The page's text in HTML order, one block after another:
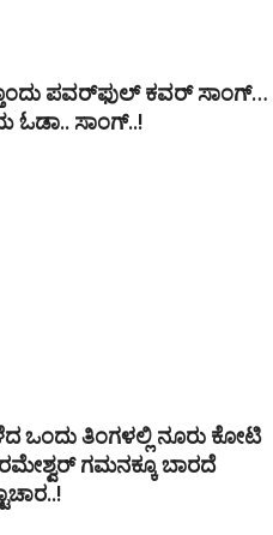
ಪವರ್‌ಫುಲ್ ಕವರ್ ಸಾಂಗ್…
ಓಡಾ.. ಸಾಂಗ್‌..!
ಒಂದು ತಿಂಗಳಲ್ಲಿ ನೂರು ಕೋಟಿ
ಗಮನಕ್ಕೂ ಬಾರದೆ